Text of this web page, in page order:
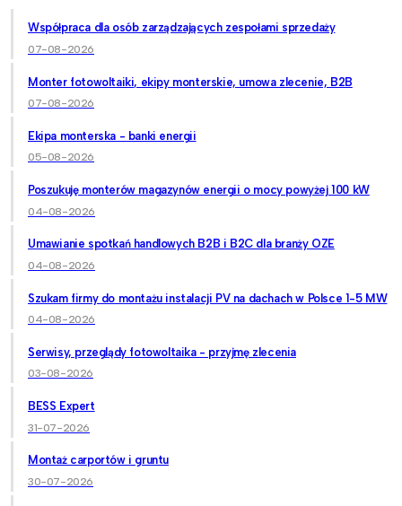
Współpraca dla osób zarządzających zespołami sprzedaży
07-08-2026
Monter fotowoltaiki, ekipy monterskie, umowa zlecenie, B2B
07-08-2026
Ekipa monterska - banki energii
05-08-2026
Poszukuję monterów magazynów energii o mocy powyżej 100 kW
04-08-2026
Umawianie spotkań handlowych B2B i B2C dla branży OZE
04-08-2026
Szukam firmy do montażu instalacji PV na dachach w Polsce 1-5 MW
04-08-2026
Serwisy, przeglądy fotowoltaika - przyjmę zlecenia
03-08-2026
BESS Expert
31-07-2026
Montaż carportów i gruntu
30-07-2026